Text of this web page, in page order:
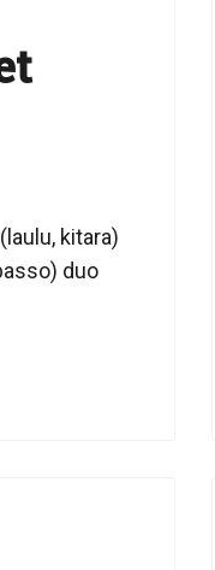
kitara)
duo